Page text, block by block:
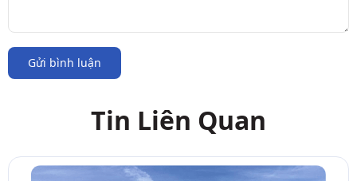
Gửi bình luận
Tin Liên Quan